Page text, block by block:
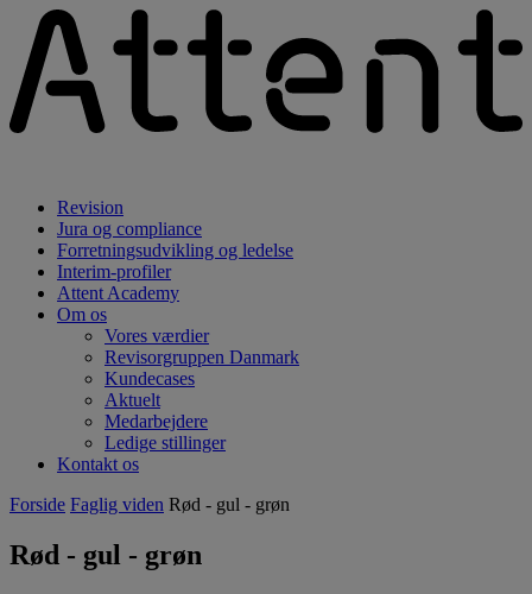
Revision
Jura og compliance
Forretningsudvikling og ledelse
Interim-profiler
Attent Academy
Om os
Vores værdier
Revisorgruppen Danmark
Kundecases
Aktuelt
Medarbejdere
Ledige stillinger
Kontakt os
Forside Faglig viden Rød - gul - grøn
Rød - gul - grøn